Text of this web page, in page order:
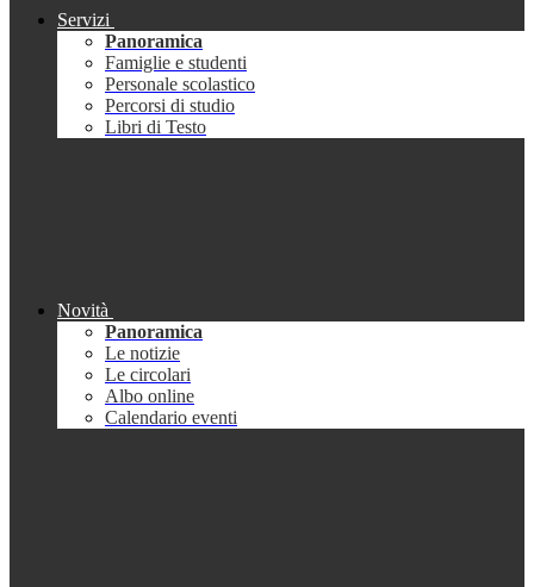
Servizi
Panoramica
Famiglie e studenti
Personale scolastico
Percorsi di studio
Libri di Testo
Novità
Panoramica
Le notizie
Le circolari
Albo online
Calendario eventi